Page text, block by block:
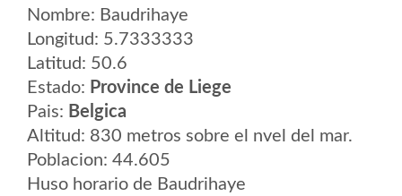
Nombre: Baudrihaye
Longitud: 5.7333333
Latitud: 50.6
Estado: Province de Liege
Pais: Belgica
Altitud: 830 metros sobre el nvel del mar.
Poblacion: 44.605
Huso horario de Baudrihaye